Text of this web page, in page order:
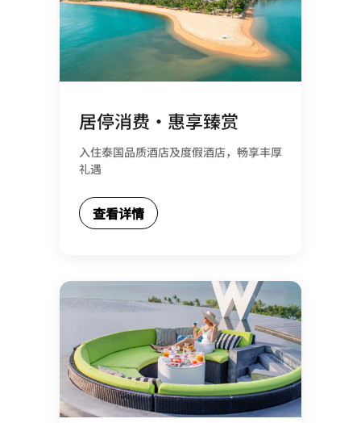
居停消费・惠享臻赏
入住泰国品质酒店及度假酒店，畅享丰厚
礼遇
查看详情